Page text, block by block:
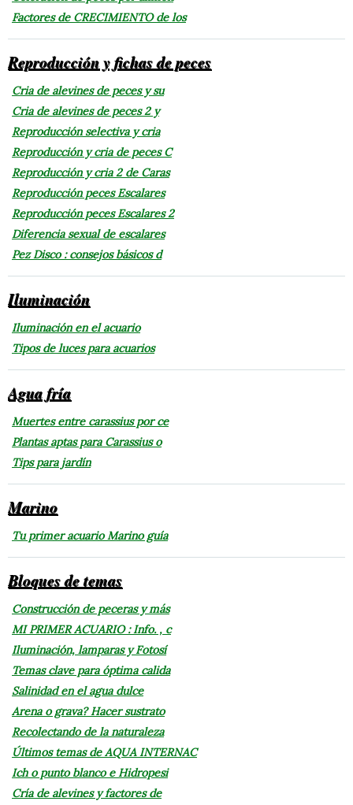
Factores de CRECIMIENTO de los
Reproducción y fichas de peces
Cria de alevines de peces y su
Cria de alevines de peces 2 y
Reproducción selectiva y cria
Reproducción y cria de peces C
Reproducción y cria 2 de Caras
Reproducción peces Escalares
Reproducción peces Escalares 2
Diferencia sexual de escalares
Pez Disco : consejos básicos d
Iluminación
Iluminación en el acuario
Tipos de luces para acuarios
Agua fría
Muertes entre carassius por ce
Plantas aptas para Carassius o
Tips para jardín
Marino
Tu primer acuario Marino guía
Bloques de temas
Construcción de peceras y más
MI PRIMER ACUARIO : Info. , c
Iluminación, lamparas y Fotosí
Temas clave para óptima calida
Salinidad en el agua dulce
Arena o grava? Hacer sustrato
Recolectando de la naturaleza
Últimos temas de AQUA INTERNAC
Ich o punto blanco e Hidropesi
Cría de alevines y factores de